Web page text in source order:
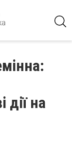
дії на